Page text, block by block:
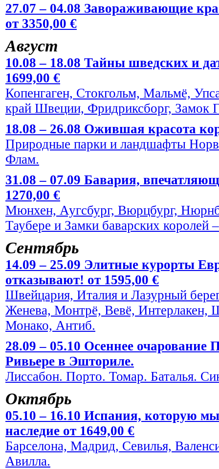
27.07 – 04.08 Завораживающие
от 3350,00 €
Август
10.08 – 18.08 Тайны шведских и
1699,00 €
Копенгаген, Стокгольм, Мальмё,
край Швеции, Фридриксборг, Замок
18.08 – 26.08 Ожившая красота
Природные парки и ландшафты
Флам.
31.08 – 07.09 Бавария,
1270,00 €
Мюнхен, Аугсбург, Вюрцбург,
Таубере и Замки баварских
Сентябрь
14.09 – 25.09 Элитные курорты
отказывают! от 1595,00 €
Швейцария, Италия и Лазурный
Женева, Монтрё, Вевё,
Монако, Антиб.
28.09 – 05.10 Осеннее
Ривьере в Эшториле.
Лиссабон. Порто. Томар. Баталья.
Октябрь
05.10 – 16.10 Испания, которую
наследие от 1649,00 €
Барселона, Мадрид, Севилья,
Авилла.